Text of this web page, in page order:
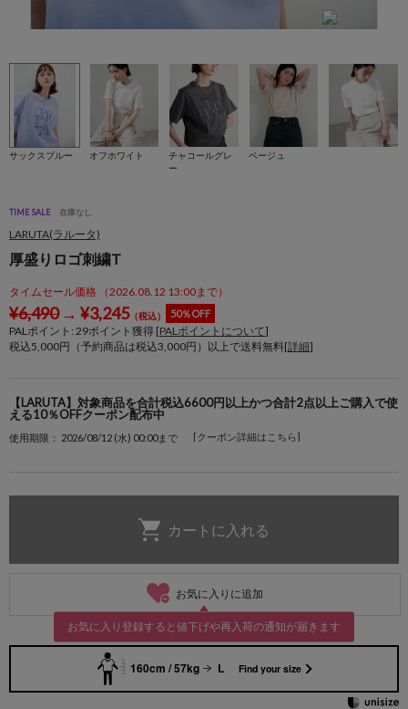
サックスブルー オフホワイト
チャコールグレ
ー
ベージュ
TIME SALE 在庫なし
LARUTA(ラルータ)
厚盛りロゴ刺繍T
タイムセール価格 （2026.08.12 13:00まで）
¥6,490→ ¥3,245（税込） 50％OFF
PALポイント: 29ポイント獲得 [PALポイントについて]
税込5,000円（予約商品は税込3,000円）以上で送料無料[詳細]
【LARUTA】対象商品を合計税込6600円以上かつ合計2点以上ご購入で使
える10％OFFクーポン配布中
使用期限： 2026/08/12 (水) 00:00まで [クーポン詳細はこちら]
お気に入りに追加
お気に入り登録すると値下げや再入荷の通知が届きます
160cm / 57kg L Find your size